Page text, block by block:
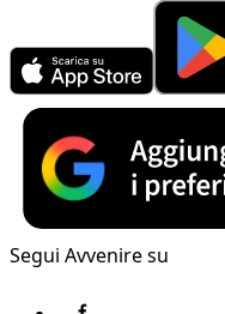
Segui Avvenire su